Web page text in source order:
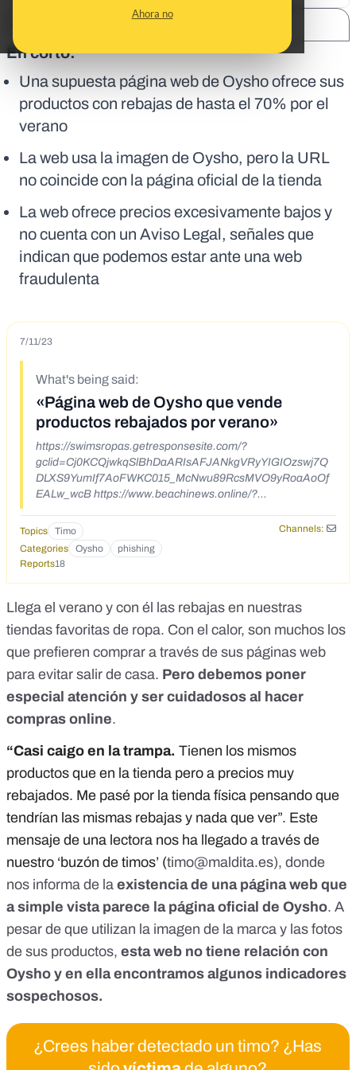
Ahora no
En corto:
Una supuesta página web de Oysho ofrece sus
productos con rebajas de hasta el 70% por el
verano
La web usa la imagen de Oysho, pero la URL
no coincide con la página oficial de la tienda
La web ofrece precios excesivamente bajos y
no cuenta con un Aviso Legal, señales que
indican que podemos estar ante una web
fraudulenta
7/11/23
What's being said:
«Página web de Oysho que vende
productos rebajados por verano»
https://swimsropas.getresponsesite.com/?
gclid=Cj0KCQjwkqSlBhDaARIsAFJANkgVRyYIGIOzswj7Q
DLXS9YumIf7AoFWKC015_McNwu89RcsMVO9yRoaAoOf
EALw_wcB https://www.beachinews.online/?
https://oysho.seveoutlet.shop/index.php?
pnqwigvuwc=account_history_info&order_id=1130411012 -
https://www.oyshoclothingsale.com/ - https://oysho-
Topics Timo
Channels:
Categories
Oysho
phishing
Reports18
Llega el verano y con él las rebajas en nuestras
tiendas favoritas de ropa. Con el calor, son muchos los
que prefieren comprar a través de sus páginas web
para evitar salir de casa. Pero debemos poner
especial atención y ser cuidadosos al hacer
compras online.
“Casi caigo en la trampa. Tienen los mismos
productos que en la tienda pero a precios muy
rebajados. Me pasé por la tienda física pensando que
tendrían las mismas rebajas y nada que ver”. Este
mensaje de una lectora nos ha llegado a través de
nuestro ‘buzón de timos’ (timo@maldita.es), donde
nos informa de la existencia de una página web que
a simple vista parece la página oficial de Oysho. A
pesar de que utilizan la imagen de la marca y las fotos
de sus productos, esta web no tiene relación con
Oysho y en ella encontramos algunos indicadores
sospechosos.
¿Crees haber detectado un timo? ¿Has